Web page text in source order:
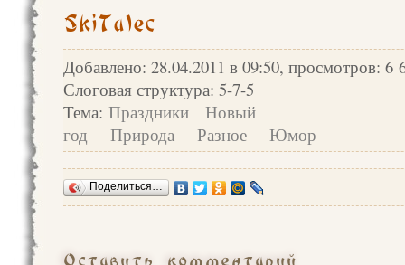
SkiTalec
Добавлено: 28.04.2011 в 09:50, просмотров: 6
Слоговая структура: 5-7-5
Тема: Праздники
Новый
год
Природа Разное Юмор
Поделиться…
Оставить комментарий